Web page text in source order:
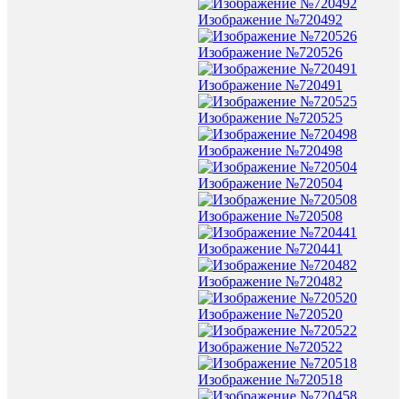
Изображение №720492
Изображение №720526
Изображение №720491
Изображение №720525
Изображение №720498
Изображение №720504
Изображение №720508
Изображение №720441
Изображение №720482
Изображение №720520
Изображение №720522
Изображение №720518